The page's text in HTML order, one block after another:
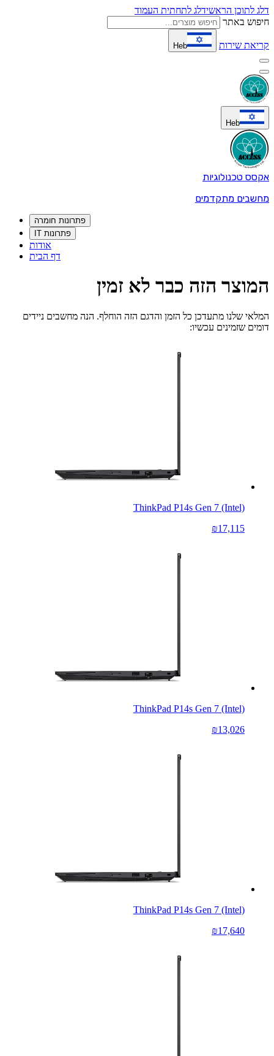
דלג לתוכן הראשידלג לתחתית העמוד
חיפוש באתר
קריאת שירות Heb
Heb
אקסס טכנולוגיות
מחשבים מתקדמים
פתרונות חומרה
פתרונות IT
אודות
דף הבית
המוצר הזה כבר לא זמין
המלאי שלנו מתעדכן כל הזמן והדגם הזה הוחלף. הנה מחשבים ניידים
דומים שזמינים עכשיו:
ThinkPad P14s Gen 7 (Intel)
₪17,115
ThinkPad P14s Gen 7 (Intel)
₪13,026
ThinkPad P14s Gen 7 (Intel)
₪17,640